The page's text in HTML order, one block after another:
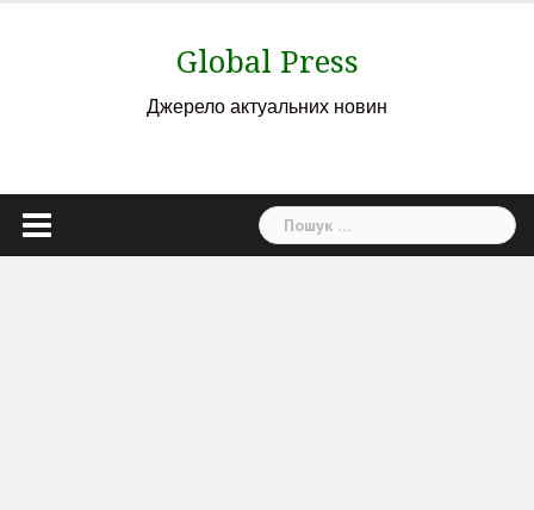
Global Press
Джерело актуальних новин
Пошук: